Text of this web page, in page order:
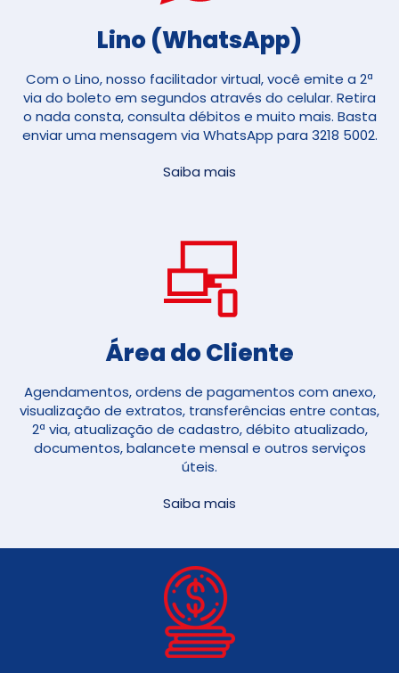
Lino (WhatsApp)
Com o Lino, nosso facilitador virtual, você emite a 2ª
via do boleto em segundos através do celular. Retira
o nada consta, consulta débitos e muito mais. Basta
enviar uma mensagem via WhatsApp para 3218 5002.
Saiba mais
Área do Cliente
Agendamentos, ordens de pagamentos com anexo,
visualização de extratos, transferências entre contas,
2ª via, atualização de cadastro, débito atualizado,
documentos, balancete mensal e outros serviços
úteis.
Saiba mais